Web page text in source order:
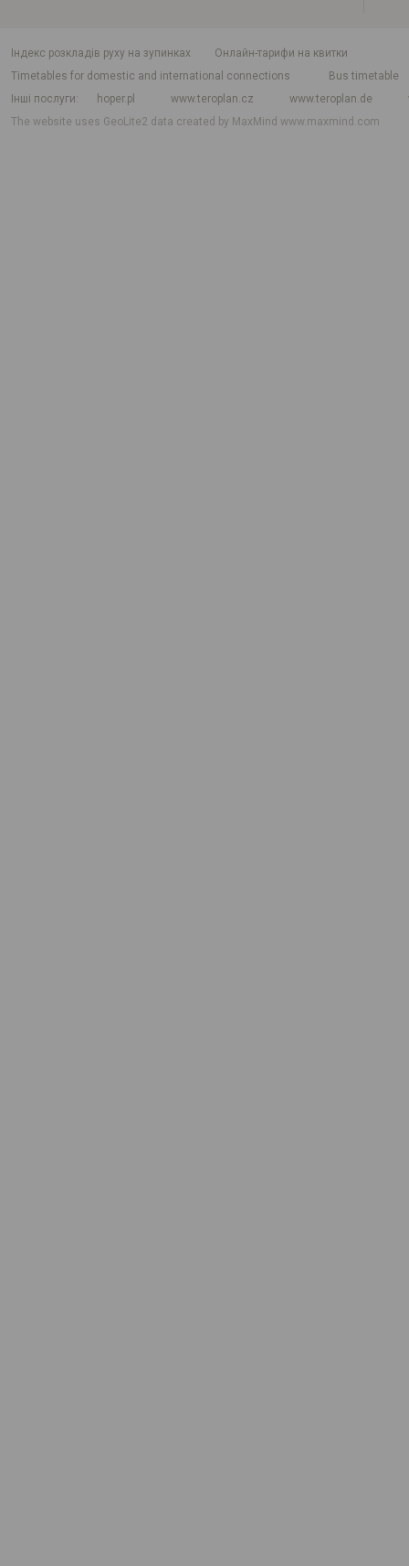
індекс розкладів руху на зупинках
Онлайн-тарифи на квитки
Timetables for domestic and international connections
Bus timetable
Інші послуги
hoper.pl www.teroplan.cz www.teroplan.de
The website uses GeoLite2 data created by MaxMindwww.maxmind.com